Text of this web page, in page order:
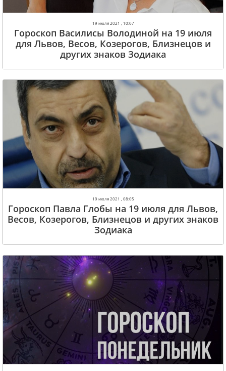
19 июля 2021 , 10:07
Гороскоп Василисы Володиной на 19 июля
для Львов, Весов, Козерогов, Близнецов и
других знаков Зодиака
19 июля 2021 , 08:05
Гороскоп Павла Глобы на 19 июля для Львов,
Весов, Козерогов, Близнецов и других знаков
Зодиака